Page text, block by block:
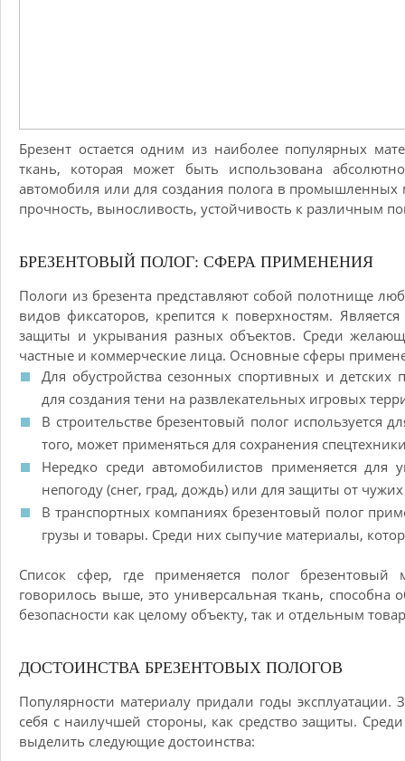
Брезент остается одним из наиболее популярных
ткань, которая может быть использована
автомобиля или для создания полога в промышленных
прочность, выносливость, устойчивость к различным
БРЕЗЕНТОВЫЙ ПОЛОГ: СФЕРА ПРИМЕНЕНИЯ
Пологи из брезента представляют собой полотнище
видов фиксаторов, крепится к поверхностям.
защиты и укрывания разных объектов. Среди
частные и коммерческие лица. Основные сферы
Для обустройства сезонных спортивных и детских
для создания тени на развлекательных игровых
В строительстве брезентовый полог используется
того, может применяться для сохранения
Нередко среди автомобилистов применяется для
непогоду (снег, град, дождь) или для защиты от чужих
В транспортных компаниях брезентовый полог
грузы и товары. Среди них сыпучие материалы,
Список сфер, где применяется полог
говорилось выше, это универсальная ткань,
безопасности как целому объекту, так и отдельным
ДОСТОИНСТВА БРЕЗЕНТОВЫХ ПОЛОГОВ
Популярности материалу придали годы
себя с наилучшей стороны, как средство защиты.
выделить следующие достоинства: